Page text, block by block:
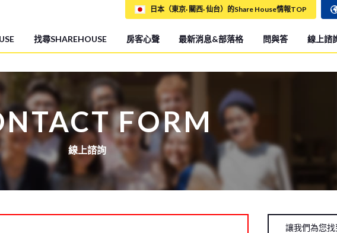
找尋SHAREHOUSE 房客心聲 最新消息&部落格 問與答 線上諮
日本（東京· 關西· 仙台）的Share House情報TOP
FORM
線上諮詢
讓我們為您找